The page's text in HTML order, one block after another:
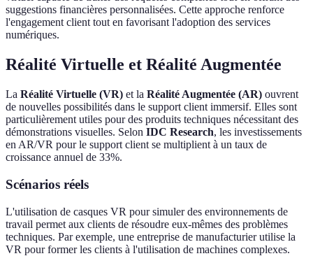
suggestions financières personnalisées. Cette approche renforce
l'engagement client tout en favorisant l'adoption des services
numériques.
Réalité Virtuelle et Réalité Augmentée
La Réalité Virtuelle (VR) et la Réalité Augmentée (AR) ouvrent
de nouvelles possibilités dans le support client immersif. Elles sont
particulièrement utiles pour des produits techniques nécessitant des
démonstrations visuelles. Selon IDC Research, les investissements
en AR/VR pour le support client se multiplient à un taux de
croissance annuel de 33%.
Scénarios réels
L'utilisation de casques VR pour simuler des environnements de
travail permet aux clients de résoudre eux-mêmes des problèmes
techniques. Par exemple, une entreprise de manufacturier utilise la
VR pour former les clients à l'utilisation de machines complexes.